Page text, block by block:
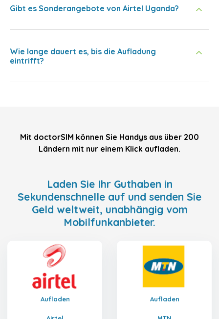
Gibt es Sonderangebote von Airtel Uganda?
Wie lange dauert es, bis die Aufladung
eintrifft?
Mit doctorSIM können Sie Handys aus über 200
Ländern mit nur einem Klick aufladen.
Laden Sie Ihr Guthaben in
Sekundenschnelle auf und senden Sie
Geld weltweit, unabhängig vom
Mobilfunkanbieter.
Aufladen Aufladen